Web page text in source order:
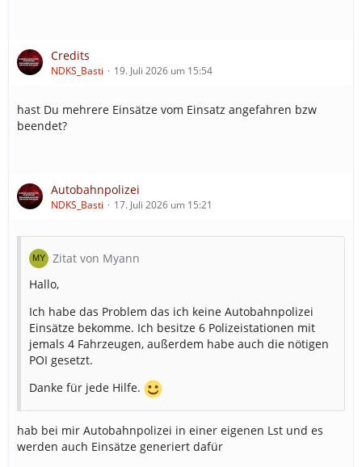
Credits
NDKS_Basti 19. Juli 2026 um 15:54
hast Du mehrere Einsätze vom Einsatz angefahren bzw
beendet?
Autobahnpolizei
NDKS_Basti 17. Juli 2026 um 15:21
Zitat von Myann
Hallo,
Ich habe das Problem das ich keine Autobahnpolizei
Einsätze bekomme. Ich besitze 6 Polizeistationen mit
jemals 4 Fahrzeugen, außerdem habe auch die nötigen
POI gesetzt.
Danke für jede Hilfe.
hab bei mir Autobahnpolizei in einer eigenen Lst und es
werden auch Einsätze generiert dafür